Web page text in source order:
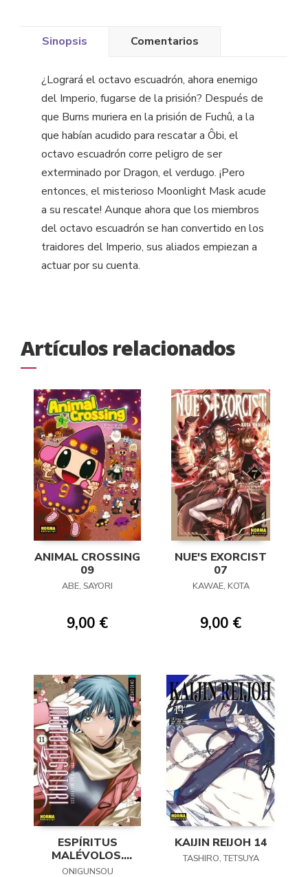
Sinopsis Comentarios
¿Logrará el octavo escuadrón, ahora enemigo
del Imperio, fugarse de la prisión? Después de
que Burns muriera en la prisión de Fuchû, a la
que habían acudido para rescatar a Ôbi, el
octavo escuadrón corre peligro de ser
exterminado por Dragon, el verdugo. ¡Pero
entonces, el misterioso Moonlight Mask acude
a su rescate! Aunque ahora que los miembros
del octavo escuadrón se han convertido en los
traidores del Imperio, sus aliados empiezan a
actuar por su cuenta.
Artículos relacionados
ANIMAL CROSSING
09
ABE, SAYORI
9,00 €
NUE'S EXORCIST
07
KAWAE, KOTA
9,00 €
ESPÍRITUS
MALÉVOLOS.
MONONOGATARI
ONIGUNSOU
KAIJIN REIJOH 14
TASHIRO, TETSUYA